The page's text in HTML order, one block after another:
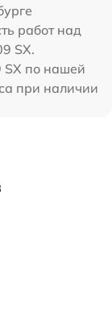
работ над
SX.
SX по нашей
при наличии